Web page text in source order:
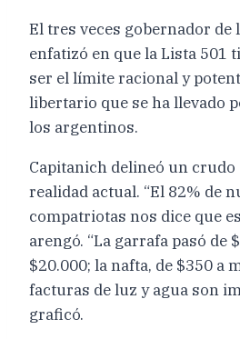
El tres veces gobernador de
enfatizó en que la Lista 501
ser el límite racional y
libertario que se ha llevado
los argentinos.
Capitanich delineó un
realidad actual. “El 82% de
compatriotas nos dice que
arengó. “La garrafa pasó de
$20.000; la nafta, de $350 a
facturas de luz y agua son
graficó.